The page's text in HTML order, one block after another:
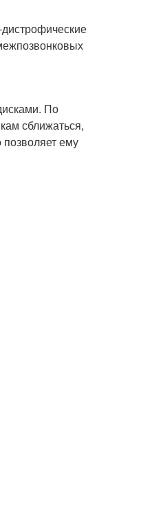
По
сближаться,
позволяет ему